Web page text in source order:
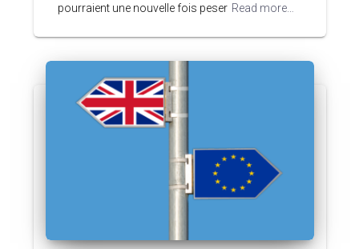
pourraient une nouvelle fois peser Read more…